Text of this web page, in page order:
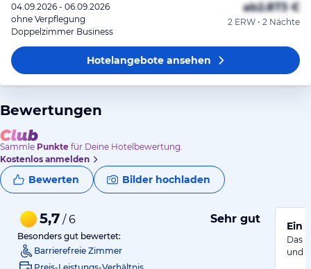
04.09.2026 - 06.09.2026
ohne Verpflegung
Doppelzimmer Business
ab2.873 €
2 ERW • 2 Nächte
Hotelangeboteansehen
Bewertungen
Sammle Punkte für Deine Hotelbewertung.
Kostenlos anmelden
Bewerten Bilder hochladen
5,7 / 6 Sehr gut
Besonders gut bewertet:
Barrierefreie Zimmer
Ein
Das
und